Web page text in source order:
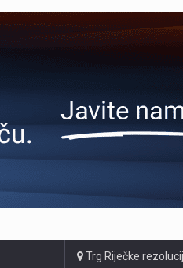
Trg Riječke